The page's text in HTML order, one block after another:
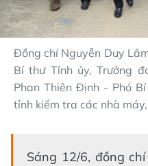
Đồng chí Nguyễn Duy
Bí thư Tỉnh ủy, Trưởng
Phan Thiên Định - Phó
tỉnh kiểm tra các nhà
Sáng 12/6, đồng